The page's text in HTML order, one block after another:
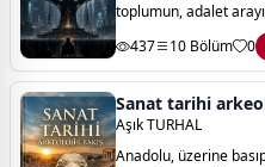
toplumun, adalet
dönüşen karanlık
437 10 Bölüm 0
Sanat tarihi
Aşık TURHAL
Anadolu, üzerine